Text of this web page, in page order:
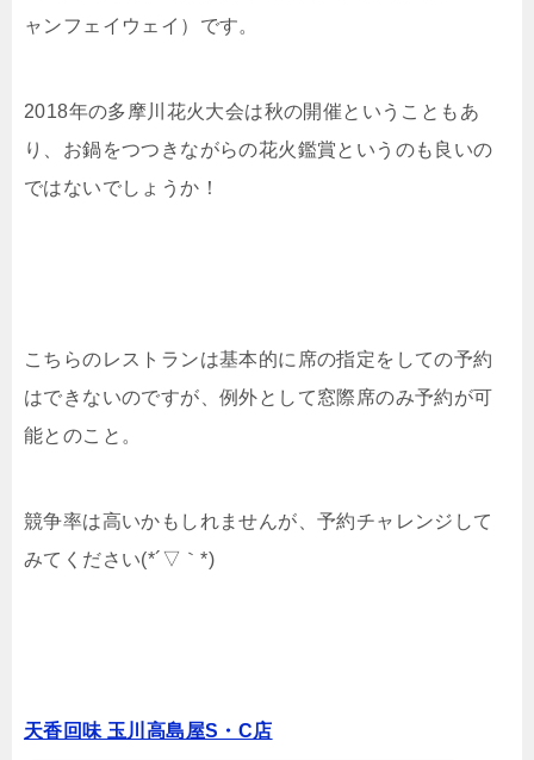
ャンフェイウェイ）です。
2018年の多摩川花火大会は秋の開催ということもあ
り、お鍋をつつきながらの花火鑑賞というのも良いの
ではないでしょうか！
こちらのレストランは基本的に席の指定をしての予約
はできないのですが、例外として窓際席のみ予約が可
能とのこと。
競争率は高いかもしれませんが、予約チャレンジして
みてください(*´▽｀*)
天香回味 玉川高島屋S・C店